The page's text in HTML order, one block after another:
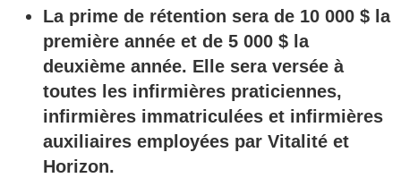
La prime de rétention sera de 10 000 $ la
première année et de 5 000 $ la
deuxième année. Elle sera versée à
toutes les infirmières praticiennes,
infirmières immatriculées et infirmières
auxiliaires employées par Vitalité et
Horizon.